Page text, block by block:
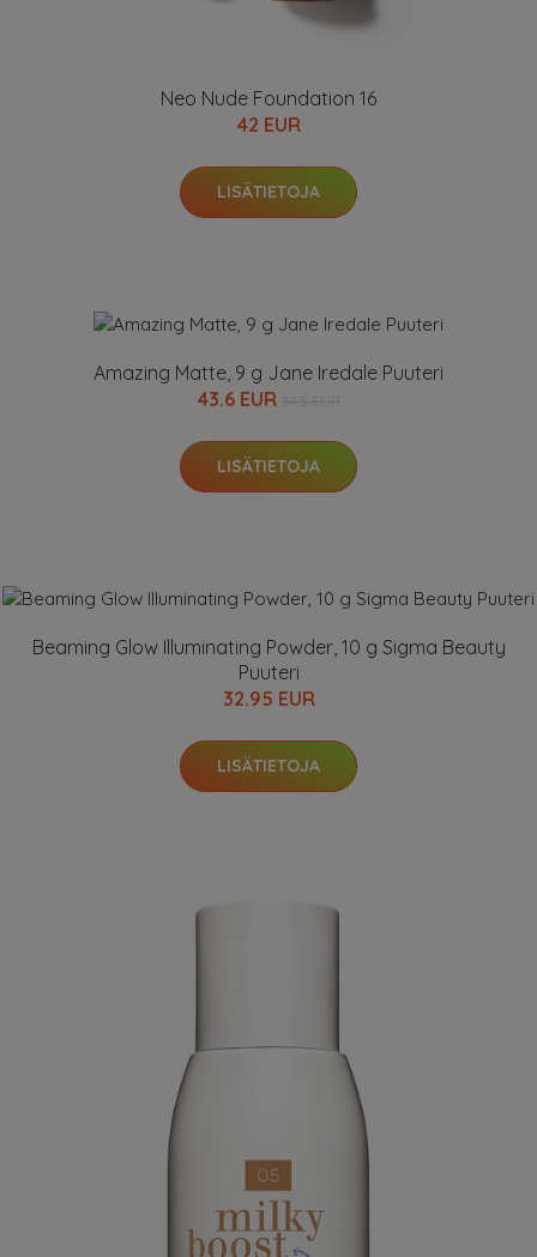
Neo Nude Foundation 16
42 EUR
LISÄTIETOJA
Amazing Matte, 9 g Jane Iredale Puuteri
43.6 EUR
LISÄTIETOJA
Beaming Glow Illuminating Powder, 10 g Sigma Beauty
Puuteri
32.95 EUR
LISÄTIETOJA